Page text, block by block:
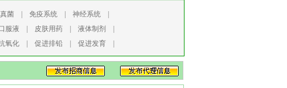
菌 免疫系统 神经系统
服液 皮肤用药 液体制剂
氧化 促进排铅 促进发育